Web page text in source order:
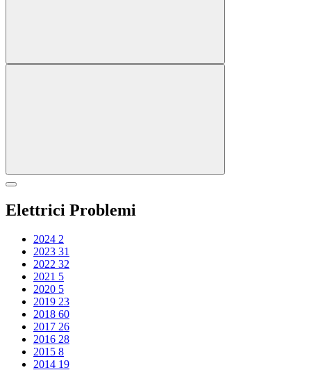
Elettrici Problemi
2024 2
2023 31
2022 32
2021 5
2020 5
2019 23
2018 60
2017 26
2016 28
2015 8
2014 19